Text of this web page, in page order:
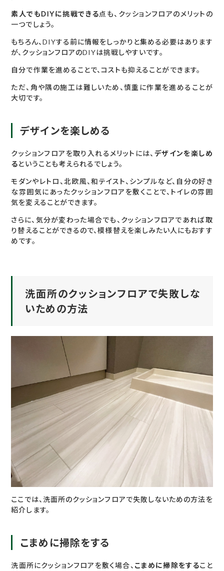
素人でもDIYに挑戦できる点も、クッションフロアのメリットの
一つでしょう。
もちろん、DIYする前に情報をしっかりと集める必要はあります
が、クッションフロアのDIYは挑戦しやすいです。
自分で作業を進めることで、コストも抑えることができます。
ただ、角や隅の施工は難しいため、慎重に作業を進めることが
大切です。
デザインを楽しめる
クッションフロアを取り入れるメリットには、 デザインを楽しめ
るということも考えられるでしょう。
モダンやレトロ、北欧風、和テイスト、シンプルなど、自分の好き
な雰囲気にあったクッションフロアを敷くことで、トイレの雰囲
気を変えることができます。
さらに、気分が変わった場合でも、クッションフロアであれば取
り替えることができるので、模様替えを楽しみたい人にもおすす
めです。
洗面所のクッションフロアで失敗しな
いための方法
ここでは、洗面所のクッションフロアで失敗しないための方法を
紹介します。
こまめに掃除をする
洗面所にクッションフロアを敷く場合、 こまめに掃除をすること